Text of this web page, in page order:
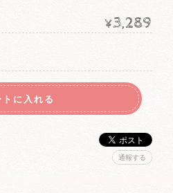
¥3,289
通報する